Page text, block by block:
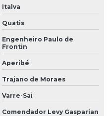
Italva
Quatis
Engenheiro Paulo de
Frontin
Aperibé
Trajano de Moraes
Varre-Sai
Comendador Levy Gasparian